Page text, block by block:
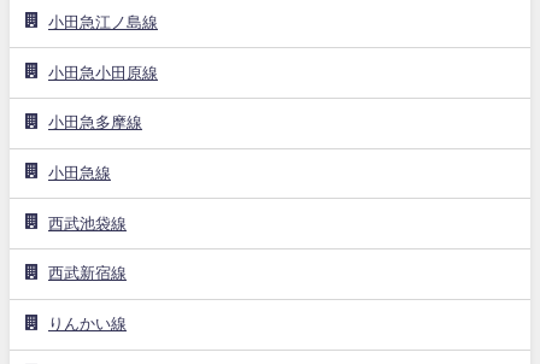
小田急江ノ島線
小田急小田原線
小田急多摩線
小田急線
西武池袋線
西武新宿線
りんかい線